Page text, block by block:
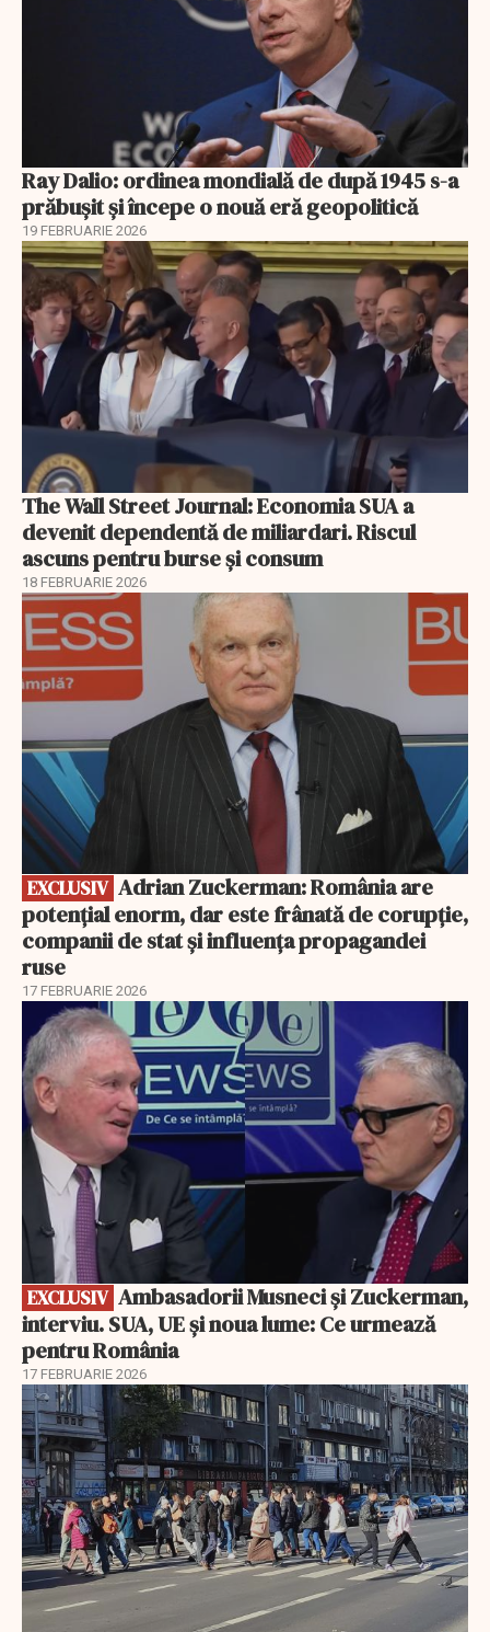
Ray Dalio: ordinea mondială de după 1945 s-a
prăbușit și începe o nouă eră geopolitică
19 FEBRUARIE 2026
The Wall Street Journal: Economia SUA a
devenit dependentă de miliardari. Riscul
ascuns pentru burse și consum
18 FEBRUARIE 2026
EXCLUSIV
EXCLUSIV
potențial enorm, dar este frânată de corupție,
companii de stat și influența propagandei
ruse
17 FEBRUARIE 2026
EXCLUSIV
EXCLUSIV
interviu. SUA, UE și noua lume: Ce urmează
pentru România
17 FEBRUARIE 2026